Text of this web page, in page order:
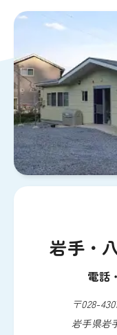
岩手・
電話
〒028-
岩手県岩